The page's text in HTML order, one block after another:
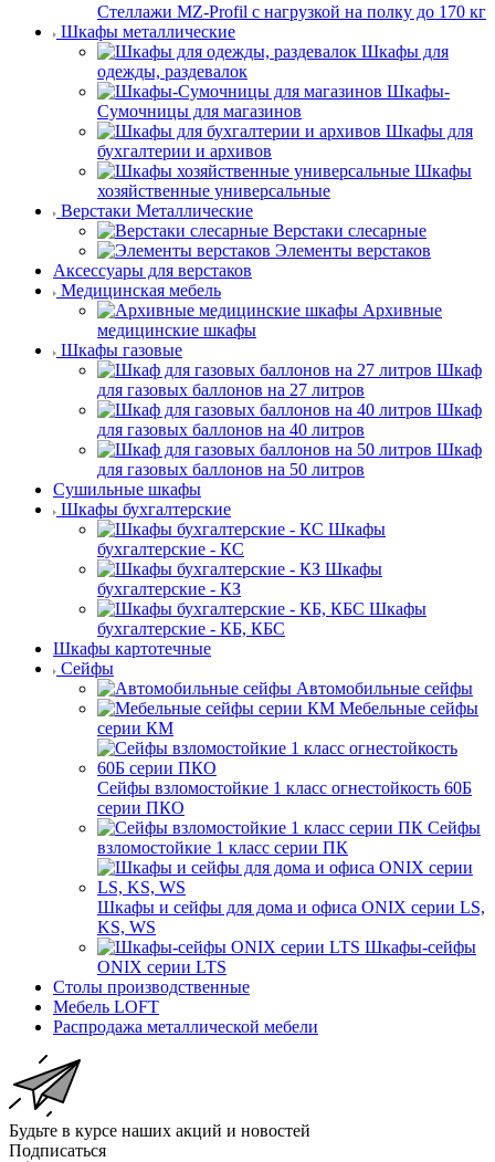
Стеллажи MZ-Profil с нагрузкой на полку до 170 кг
Шкафы металлические
Шкафы для
одежды, раздевалок
Шкафы-
Сумочницы для магазинов
Шкафы для
бухгалтерии и архивов
Шкафы
хозяйственные универсальные
Верстаки Металлические
Верстаки слесарные
Элементы верстаков
Аксессуары для верстаков
Медицинская мебель
Архивные
медицинские шкафы
Шкафы газовые
Шкаф
для газовых баллонов на 27 литров
Шкаф
для газовых баллонов на 40 литров
Шкаф
для газовых баллонов на 50 литров
Сушильные шкафы
Шкафы бухгалтерские
Шкафы
бухгалтерские - КС
Шкафы
бухгалтерские - КЗ
Шкафы
бухгалтерские - КБ, КБС
Шкафы картотечные
Сейфы
Автомобильные сейфы
Мебельные сейфы
серии КМ
Сейфы взломостойкие 1 класс огнестойкость 60Б
серии ПКО
Сейфы
взломостойкие 1 класс серии ПК
Шкафы и сейфы для дома и офиса ONIX серии LS,
KS, WS
Шкафы-сейфы
ONIX серии LTS
Столы производственные
Мебель LOFT
Распродажа металлической мебели
Будьте в курсе наших акций и новостей
Подписаться